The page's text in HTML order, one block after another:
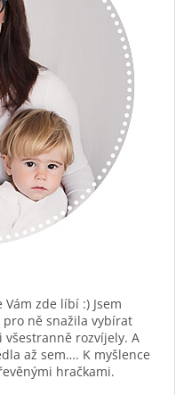
zde líbí :) Jsem
pro ně snažila vybírat
rozvíjely. A
až sem…. K myšlence
hračkami.